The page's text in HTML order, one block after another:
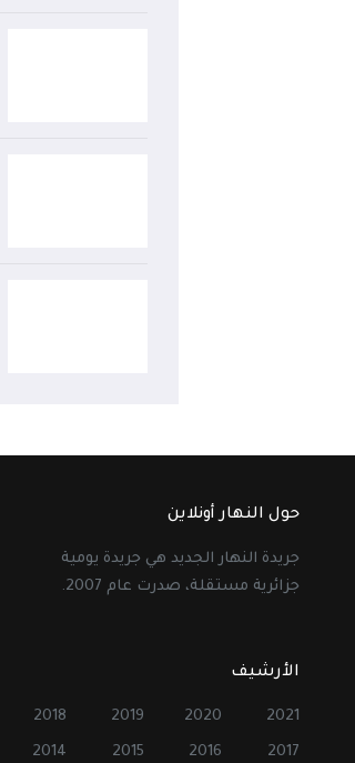
حول النهار أونلاين
جريدة النهار الجديد هي جريدة يومية
جزائرية مستقلة، صدرت عام 2007.
الأرشيف
2021
2020
2019
2018
2017
2016
2015
2014